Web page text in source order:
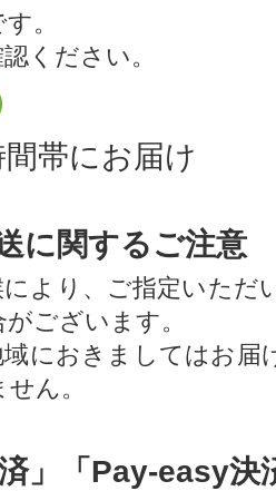
。
ください。
帯にお届け
に関するご注意
より、ご指定いただ
ございます。
におきましてはお届
ん。
」「Pay-easy決